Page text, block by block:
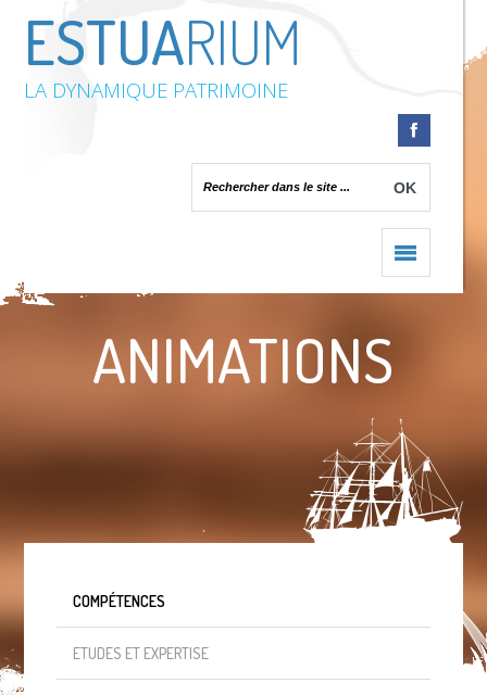
ESTUARIUM
LA DYNAMIQUE PATRIMOINE
Animations
ANIMATIONS
COMPÉTENCES
ETUDES ET EXPERTISE